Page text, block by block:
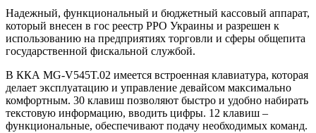
Надежный, функциональный и бюджетный кассовый аппарат,
который внесен в гос реестр РРО Украины и разрешен к
использованию на предприятиях торговли и сферы общепита
государственной фискальной службой.
В ККА MG-V545T.02 имеется встроенная клавиатура, которая
делает эксплуатацию и управление девайсом максимально
комфортным. 30 клавиш позволяют быстро и удобно набирать
текстовую информацию, вводить цифры. 12 клавиш –
функциональные, обеспечивают подачу необходимых команд.